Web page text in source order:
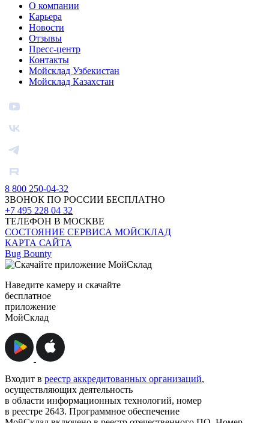
О компании
Карьера
Новости
Отзывы
Пресс-центр
Контакты
Мойсклад Узбекистан
Мойсклад Казахстан
8 800 250-04-32
ЗВОНОК ПО РОССИИ БЕСПЛАТНО
+7 495 228 04 32
ТЕЛЕФОН В МОСКВЕ
СОСТОЯНИЕ СЕРВИСА МОЙСКЛАД
КАРТА САЙТА
Bug Bounty
Наведите камеру и скачайте
бесплатное
приложение
МойСклад
Входит в реестр аккредитованных организаций,
осуществляющих деятельность
в области информационных технологий, номер
в реестре 2643. Программное обеспечение